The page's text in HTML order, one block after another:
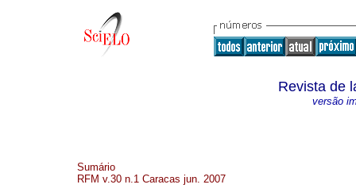
Revista de
versão
Sumário
RFM v.30 n.1 Caracas jun. 2007